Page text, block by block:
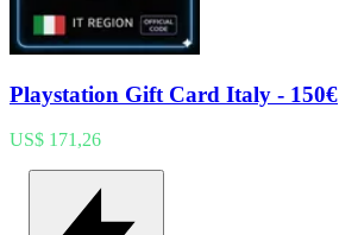
Playstation Gift Card Italy - 150€
US$ 171,26